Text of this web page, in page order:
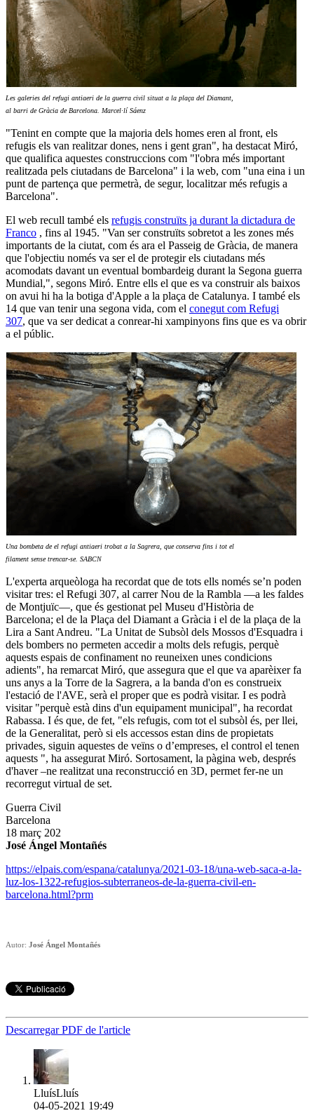
Les galeries del refugi antiaeri de la guerra civil situat a la plaça del Diamant,
al barri de Gràcia de Barcelona. Marcel·lí Sáenz
"Tenint en compte que la majoria dels homes eren al front, els
refugis els van realitzar dones, nens i gent gran", ha destacat Miró,
que qualifica aquestes construccions com "l'obra més important
realitzada pels ciutadans de Barcelona" i la web, com "una eina i un
punt de partença que permetrà, de segur, localitzar més refugis a
Barcelona".
El web recull també els refugis construïts ja durant la dictadura de
Franco , fins al 1945. "Van ser construïts sobretot a les zones més
importants de la ciutat, com és ara el Passeig de Gràcia, de manera
que l'objectiu només va ser el de protegir els ciutadans més
acomodats davant un eventual bombardeig durant la Segona guerra
Mundial,", segons Miró. Entre ells el que es va construir als baixos
on avui hi ha la botiga d'Apple a la plaça de Catalunya. I també els
14 que van tenir una segona vida, com el conegut com Refugi
307, que va ser dedicat a conrear-hi xampinyons fins que es va obrir
a el públic.
Una bombeta de el refugi antiaeri trobat a la Sagrera, que conserva fins i tot el
filament sense trencar-se. SABCN
L'experta arqueòloga ha recordat que de tots ells només se’n poden
visitar tres: el Refugi 307, al carrer Nou de la Rambla ―a les faldes
de Montjuïc―, que és gestionat pel Museu d'Història de
Barcelona; el de la Plaça del Diamant a Gràcia i el de la plaça de la
Lira a Sant Andreu. "La Unitat de Subsòl dels Mossos d'Esquadra i
dels bombers no permeten accedir a molts dels refugis, perquè
aquests espais de confinament no reuneixen unes condicions
adients", ha remarcat Miró, que assegura que el que va aparèixer fa
uns anys a la Torre de la Sagrera, a la banda d'on es construeix
l'estació de l'AVE, serà el proper que es podrà visitar. I es podrà
visitar "perquè està dins d'un equipament municipal", ha recordat
Rabassa. I és que, de fet, "els refugis, com tot el subsòl és, per llei,
de la Generalitat, però si els accessos estan dins de propietats
privades, siguin aquestes de veïns o d’empreses, el control el tenen
aquests ", ha assegurat Miró. Sortosament, la pàgina web, després
d'haver –ne realitzat una reconstrucció en 3D, permet fer-ne un
recorregut virtual de set.
Guerra Civil
Barcelona
18 març 202
José Ángel Montañés
https://elpais.com/espana/catalunya/2021-03-18/una-web-saca-a-la-
luz-los-1322-refugios-subterraneos-de-la-guerra-civil-en-
barcelona.html?prm
Autor: José Ángel Montañés
Descarregar PDF de l'article
LluísLluís
04-05-2021 19:49